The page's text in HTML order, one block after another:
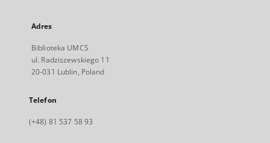
Adres
Biblioteka UMCS
ul. Radziszewskiego 11
20-031 Lublin, Poland
Telefon
(+48) 81 537 58 93